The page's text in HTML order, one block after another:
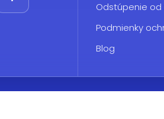
Odstúpenie od
Podmienky
Blog